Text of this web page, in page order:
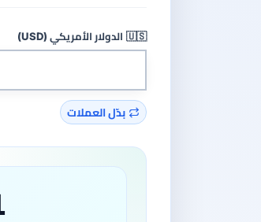
🇺🇸 الدولار الأمريكي (USD)
بدّل العملات